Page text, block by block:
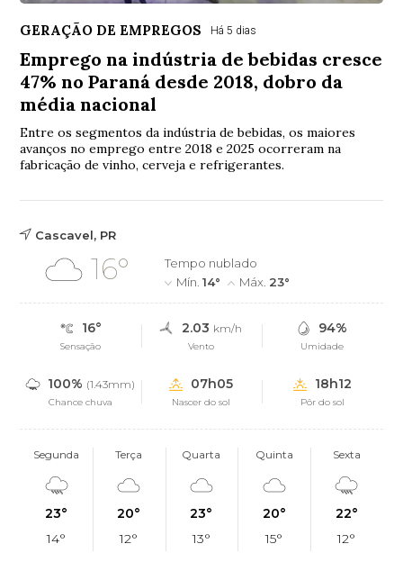
GERAÇÃO DE EMPREGOS Há 5 dias
Emprego na indústria de bebidas cresce
47% no Paraná desde 2018, dobro da
média nacional
Entre os segmentos da indústria de bebidas, os maiores
avanços no emprego entre 2018 e 2025 ocorreram na
fabricação de vinho, cerveja e refrigerantes.
Cascavel, PR
16°
Tempo nublado
Mín.14° Máx. 23°
16°
Sensação
2.03 km/h
Vento
94%
Umidade
100% (1.43mm)
Chance chuva
07h05
Nascer do sol
18h12
Pôr do sol
Segunda
23°
14°
Terça
20°
12°
Quarta
23°
13°
Quinta
20°
15°
Sexta
22°
12°